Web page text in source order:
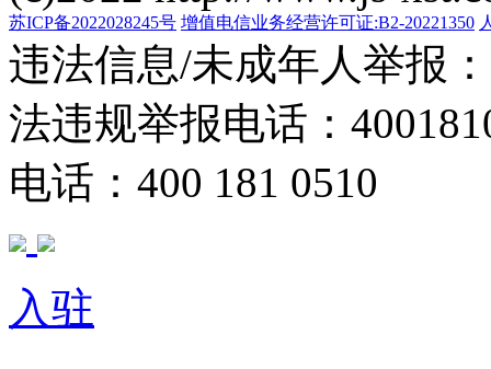
苏ICP备2022028245号 增值电信业务经营许可证:B2-20221350
违法信息/未成年人举报
法违规举报电话：
电话：400 181 0510
入驻